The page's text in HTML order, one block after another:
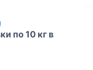
по 10 кг в